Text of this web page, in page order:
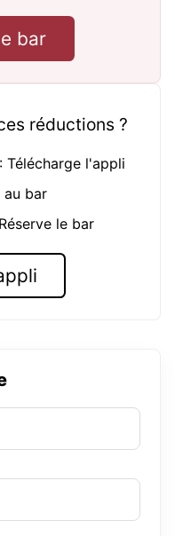
bar
réductions ?
Télécharge l'appli
au bar
le bar